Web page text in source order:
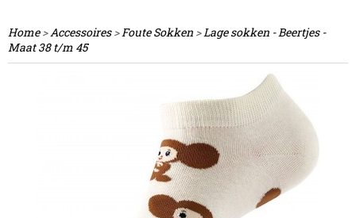
Home>Accessoires>Foute Sokken >Lage sokken - Beertjes -
Maat 38 t/m 45